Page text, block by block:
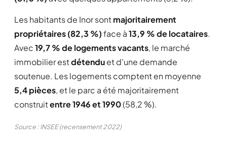
Les habitants de Inor sontmajoritairement
propriétaires (82,3 %)face à13,9 % de locataires.
Avec19,7 % de logements vacants, le marché
immobilier estdétenduet d'une demande
soutenue. Les logements comptent en moyenne
5,4 pièces, et le parc a été majoritairement
construitentre 1946 et 1990(58,2 %).
Source : INSEE (recensement 2022)